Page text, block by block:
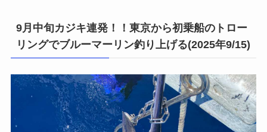
9月中旬カジキ連発！！東京から初乗船のトロー
リングでブルーマーリン釣り上げる(2025年9/15)